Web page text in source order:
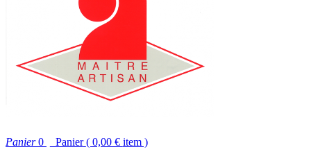
Panier 0 Panier ( 0,00 € item )